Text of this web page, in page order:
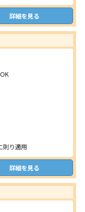
詳細を見る
則り適用
詳細を見る